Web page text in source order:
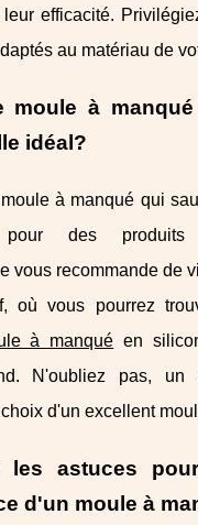
efficacité.
au matériau de
moule à
idéal?
à manqué qui
pour des
vous recommande de
où vous pourrez
à manqué en
N'oubliez pas, un
d'un excellent
les astuces
d'un moule à